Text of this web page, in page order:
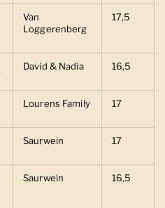
Van
Loggerenberg
17,5
David & Nadia 16,5
Lourens Family 17
Saurwein 17
Saurwein 16,5